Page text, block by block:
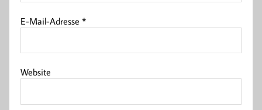
E-Mail-Adresse*
Website